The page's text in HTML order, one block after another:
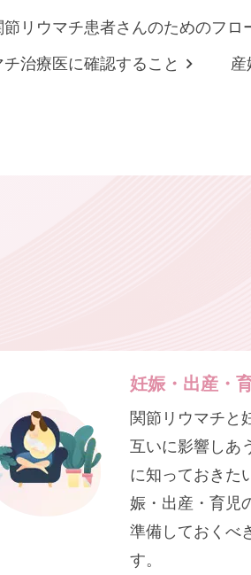
節リウマチ患者さんのためのフロ
チ治療医に確認すること 産
妊娠・出産・
関節リウマチと
互いに影響しあ
に知っておきた
娠・出産・育児
準備しておくべ
す。